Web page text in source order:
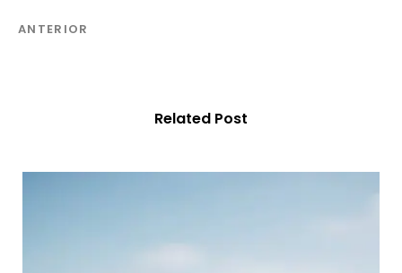
ANTERIOR
Related Post